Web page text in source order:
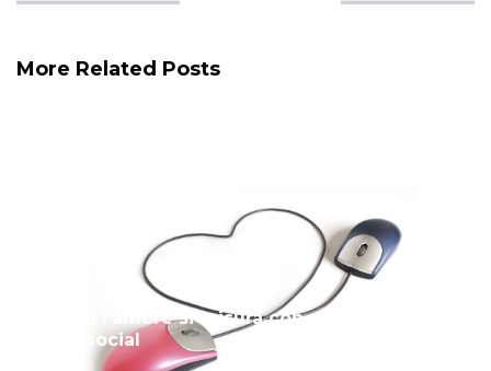
More Related Posts
Oggi l’amore si misura con un like: l’era
dei social